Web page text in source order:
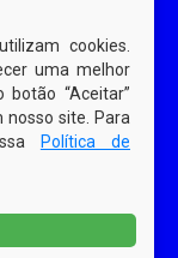
cookies.
uma melhor
“Aceitar”
nosso site. Para
Política de